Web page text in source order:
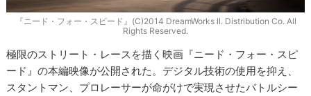
『ニード・フォー・スピード』(C)2014 DreamWorks ll. Distribution Co. All
Rights Reserved.
極限のストリート・レースを描く映画『ニード・フォー・スピ
ード』の本編映像が公開された。デジタル技術の使用を抑え、
スタントマン、プロレーサーが命がけで実現させたバトルシー